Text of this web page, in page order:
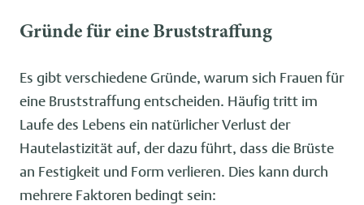
Gründe für eine Bruststraffung
Es gibt verschiedene Gründe, warum sich Frauen für
eine Bruststraffung entscheiden. Häufig tritt im
Laufe des Lebens ein natürlicher Verlust der
Hautelastizität auf, der dazu führt, dass die Brüste
an Festigkeit und Form verlieren. Dies kann durch
mehrere Faktoren bedingt sein: